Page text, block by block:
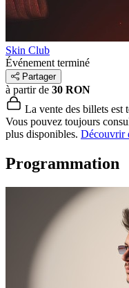
Skin Club
Événement terminé
Partager
à partir de 30 RON
La vente des billets est
Vous pouvez toujours
plus disponibles. Découvrir
Programmation